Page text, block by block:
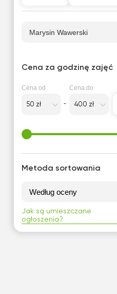
Poziom podstawowy
Przygotowanie do FCE
podstawowej
Przygotowanie do matury
Przygotowanie do szkoły
Przygotowanie do TOEFL
Studia zagraniczne
Marysin Wawerski
Cena za godzinę zajęć
Cena od Cena do
Metoda sortowania
Jak są umieszczane
ogłoszenia?